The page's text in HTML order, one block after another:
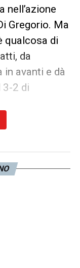
nell’azione
Gregorio. Ma
qualcosa di
da
in avanti e dà
3-2 di
Entra ed è
da ogni
tenere botta